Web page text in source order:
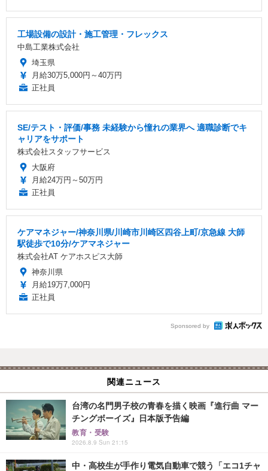
工場設備の設計・施工管理・フレックス
中島工業株式会社
埼玉県
月給30万5,000円～40万円
正社員
SE/テスト・評価/事務 未経験から憧れの業界へ 適職診断でキ
ャリアをサポート
株式会社スタッフサービス
大阪府
月給24万円～50万円
正社員
ケアマネジャー/神奈川県/川崎市川崎区四谷上町/京急線 大師
駅徒歩で10分/ケアマネジャー
株式会社AT ケアホスピス大師
神奈川県
月給19万7,000円
正社員
Sponsored by
関連ニュース
台湾の名門男子校の青春を描く映画『進行曲 マー
チングボーイズ』日本版予告編
教育・受験
2026.8.9 Sun 21:15
中・高校生が手作り電気自動車で競う「エコ1チャ